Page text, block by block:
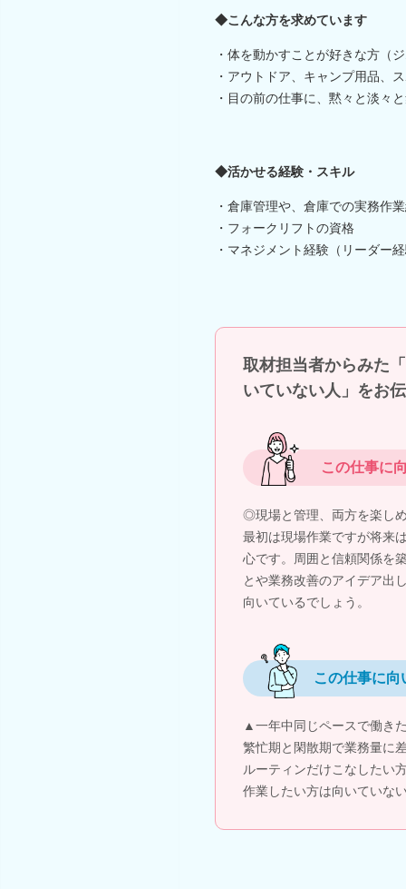
◆こんな方を求めています
・体を動かすことが好きな方（
・アウトドア、キャンプ用品、
・目の前の仕事に、黙々と淡々
◆活かせる経験・スキル
・倉庫管理や、倉庫での実務作
・フォークリフトの資格
・マネジメント経験（リーダー
取材担当者からみた
いていない人」をお
この仕事に
◎現場と管理、両方を楽し
最初は現場作業ですが将来
心です。周囲と信頼関係を
とや業務改善のアイデア出
向いているでしょう。
この仕事に向
▲一年中同じペースで働き
繁忙期と閑散期で業務量に
ルーティンだけこなしたい
作業したい方は向いていな